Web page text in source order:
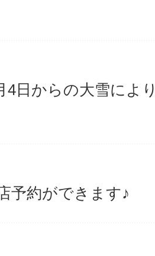
4日からの大雪によ
予約ができます♪